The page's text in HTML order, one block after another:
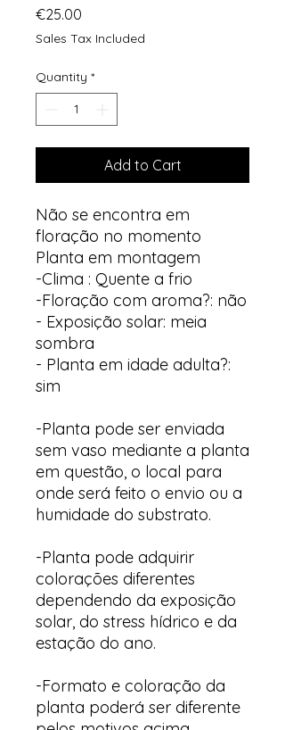
€25.00
Sales Tax Included
Quantity *
Add to Cart
Não se encontra em
floração no momento
Planta em montagem
-Clima : Quente a frio
-Floração com aroma?: não
- Exposição solar: meia
sombra
- Planta em idade adulta?:
sim
-Planta pode ser enviada
sem vaso mediante a planta
em questão, o local para
onde será feito o envio ou a
humidade do substrato.
-Planta pode adquirir
colorações diferentes
dependendo da exposição
solar, do stress hídrico e da
estação do ano.
-Formato e coloração da
planta poderá ser diferente